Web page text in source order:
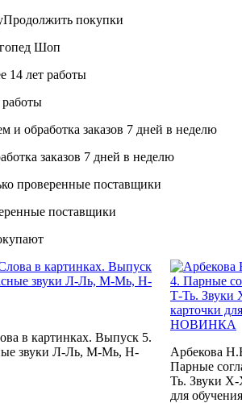
Продолжить покупки
Шоп
работы
заказов 7 дней в неделю
поставщики
в картинках. Выпуск 5.
звуки Л-Ль, М-Мь, Н-
НОВИНКА
Арбекова
Парные
Ть. Звуки
для